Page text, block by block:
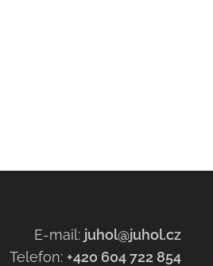
E-mail: juhol@juhol.cz
Telefon: +420 604 722 854